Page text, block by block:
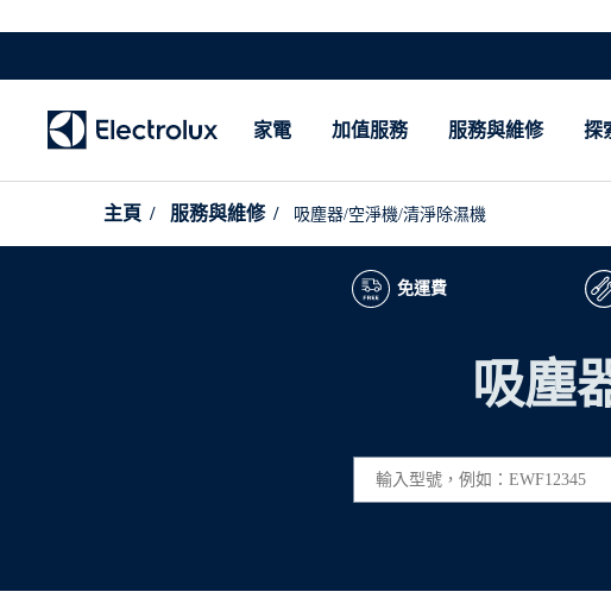
家電 加值服務 服務與維修 探
主頁 服務與維修 吸塵器/空淨機/清淨除濕機
免運費
吸塵